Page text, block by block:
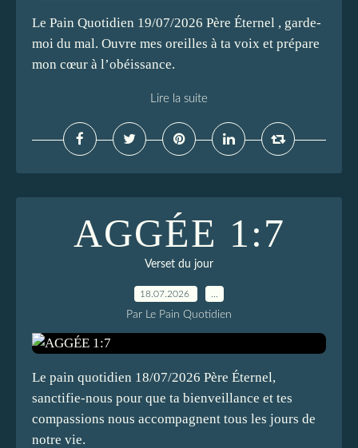
Le Pain Quotidien 19/07/2026 Père Éternel , garde-
moi du mal. Ouvre mes oreilles à ta voix et prépare
mon cœur à l’obéissance.
Lire la suite
AGGÉE 1:7
Verset du jour
18.07.2026
Par Le Pain Quotidien
Le pain quotidien 18/07/2026 Père Éternel,
sanctifie-nous pour que ta bienveillance et tes
compassions nous accompagnent tous les jours de
notre vie.